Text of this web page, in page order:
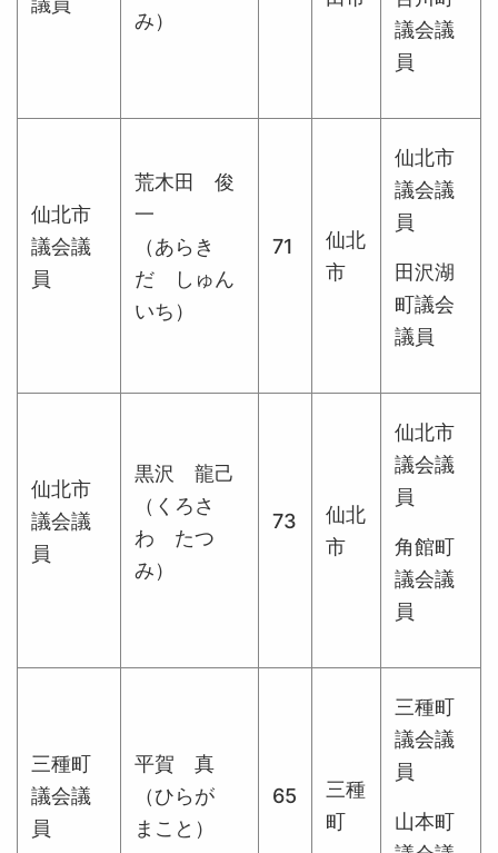
み）
議会議
員
仙北市
議会議
員
荒木田 俊
一
（あらき
だ しゅん
いち）
71
仙北
市
仙北市
議会議
員
田沢湖
町議会
議員
仙北市
議会議
員
黒沢 龍己
（くろさ
わ たつ
み）
73
仙北
市
仙北市
議会議
員
角館町
議会議
員
三種町
議会議
員
平賀 真
（ひらが
まこと）
65
三種
町
三種町
議会議
員
山本町